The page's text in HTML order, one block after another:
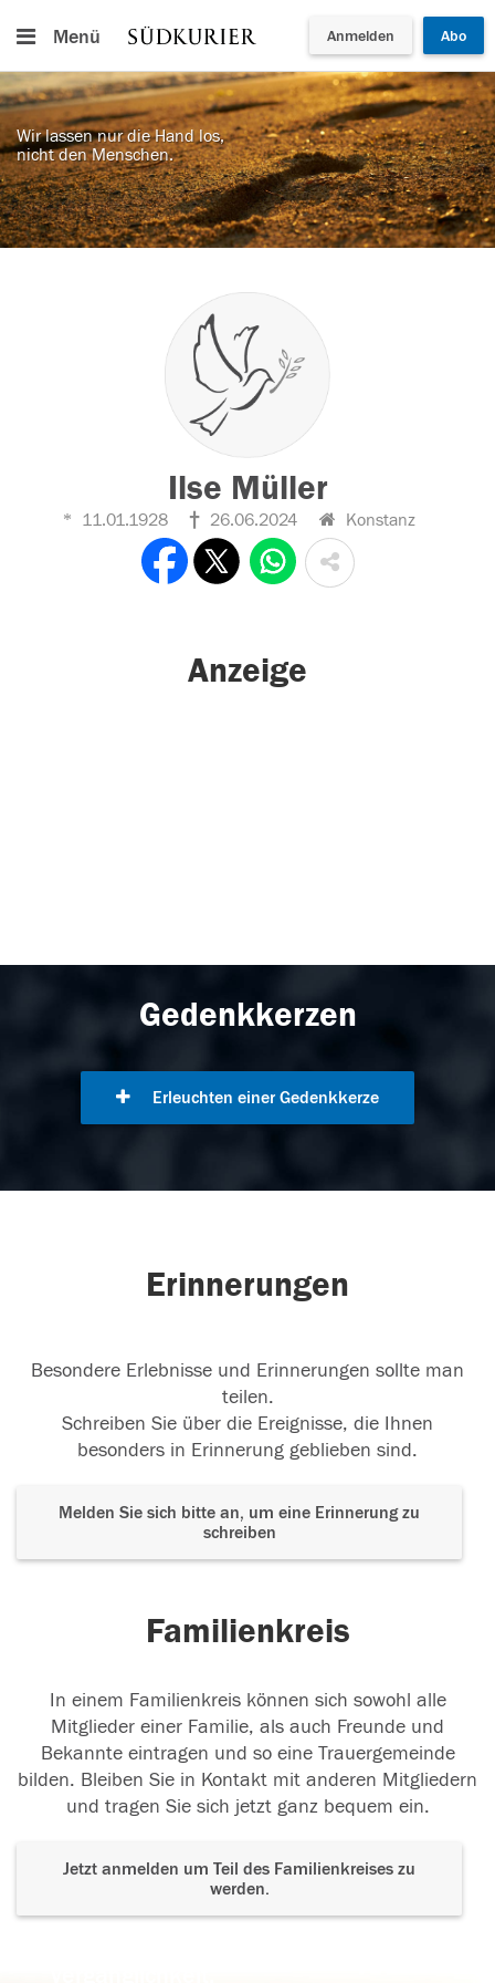
Menü Anmelden Abo
Wir lassen nur die Hand los,
nicht den Menschen.
Ilse Müller
11.01.1928 26.06.2024 Konstanz
Anzeige
Gedenkkerzen
Erleuchten einer Gedenkkerze
Erinnerungen
Besondere Erlebnisse und Erinnerungen sollte man
teilen.
Schreiben Sie über die Ereignisse, die Ihnen
besonders in Erinnerung geblieben sind.
Melden Sie sich bitte an, um eine Erinnerung zu
schreiben
Familienkreis
In einem Familienkreis können sich sowohl alle
Mitglieder einer Familie, als auch Freunde und
Bekannte eintragen und so eine Trauergemeinde
bilden. Bleiben Sie in Kontakt mit anderen Mitgliedern
und tragen Sie sich jetzt ganz bequem ein.
Jetzt anmelden um Teil des Familienkreises zu
werden.